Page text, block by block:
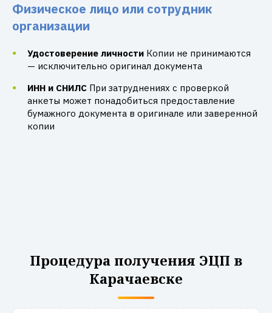
Физическое лицо или сотрудник
организации
Удостоверение личности Копии не принимаются
— исключительно оригинал документа
ИНН и СНИЛС При затруднениях с проверкой
анкеты может понадобиться предоставление
бумажного документа в оригинале или заверенной
копии
Процедура получения ЭЦП в
Карачаевске